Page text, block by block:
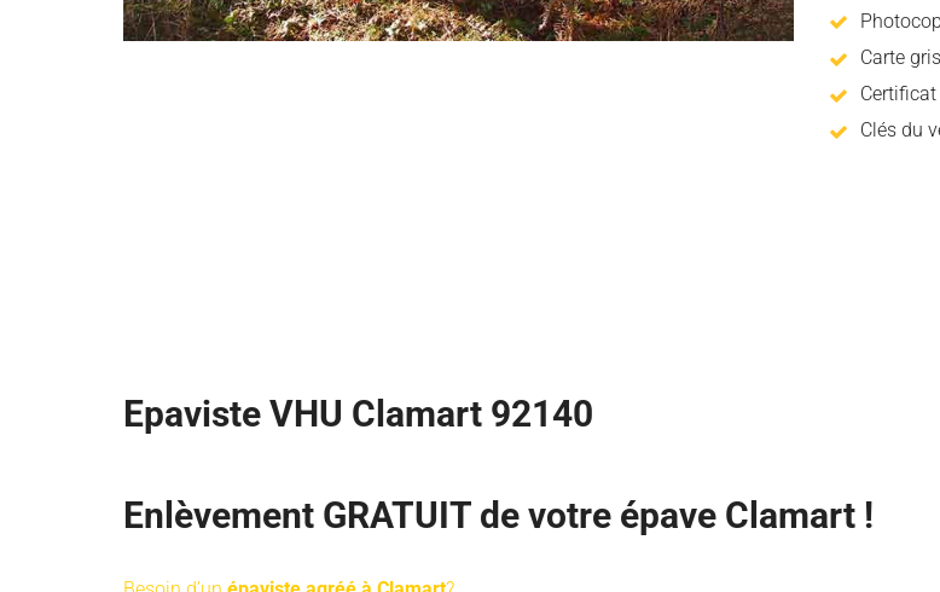
Carte
Clés du
Epaviste VHU Clamart 92140
Enlèvement GRATUIT de votre épave Clamart !